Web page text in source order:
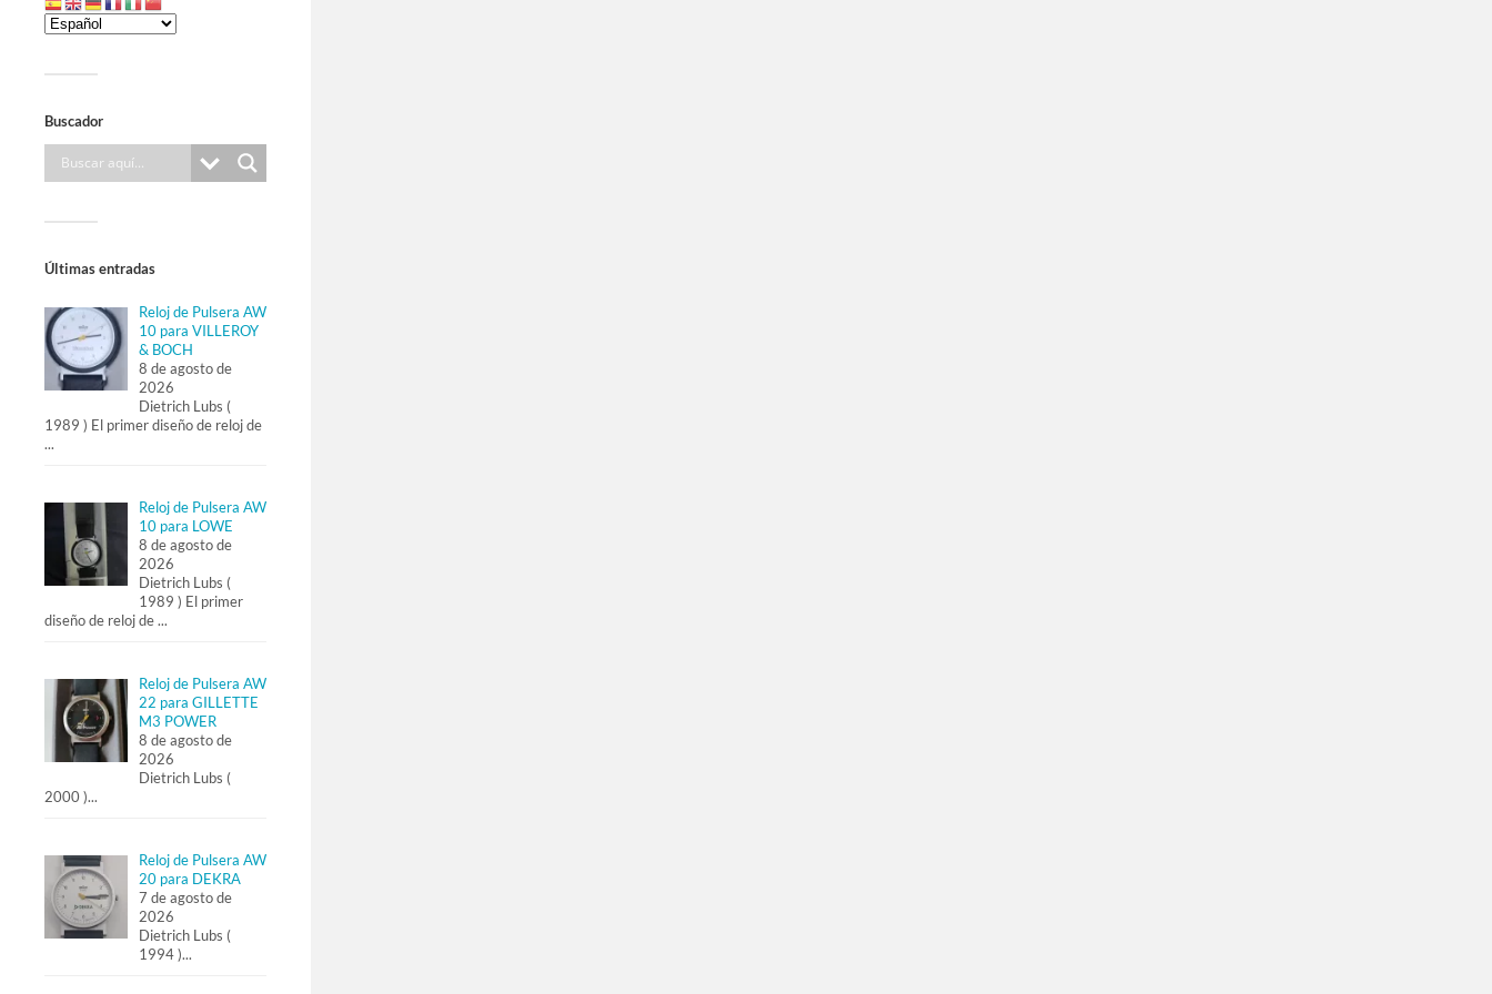
Buscador
Últimas entradas
Reloj de Pulsera AW
10 para VILLEROY
& BOCH
8 de agosto de
2026
Dietrich Lubs (
1989 ) El primer diseño de reloj de
...
Reloj de Pulsera AW
10 para LOWE
8 de agosto de
2026
Dietrich Lubs (
1989 ) El primer
diseño de reloj de...
Reloj de Pulsera AW
22 para GILLETTE
M3 POWER
8 de agosto de
2026
Dietrich Lubs (
2000 )...
Reloj de Pulsera AW
20 para DEKRA
7 de agosto de
2026
Dietrich Lubs (
1994 )...